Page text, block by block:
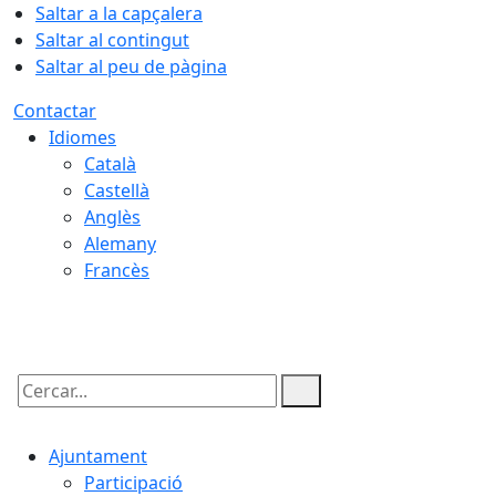
Saltar a la capçalera
Saltar al contingut
Saltar al peu de pàgina
Contactar
Idiomes
Català
Castellà
Anglès
Alemany
Francès
Cercar:
Ajuntament
Participació